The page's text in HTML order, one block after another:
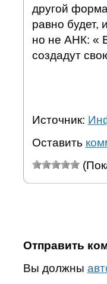
другой
равно будет,
но не АНК: «
создадут
Источник:
Оставить
Отправить
Вы должны